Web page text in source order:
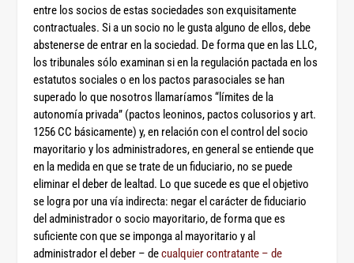
entre los socios de estas sociedades son exquisitamente
contractuales. Si a un socio no le gusta alguno de ellos, debe
abstenerse de entrar en la sociedad. De forma que en las LLC,
los tribunales sólo examinan si en la regulación pactada en los
estatutos sociales o en los pactos parasociales se han
superado lo que nosotros llamaríamos “límites de la
autonomía privada” (pactos leoninos, pactos colusorios y art.
1256 CC básicamente) y, en relación con el control del socio
mayoritario y los administradores, en general se entiende que
en la medida en que se trate de un fiduciario, no se puede
eliminar el deber de lealtad. Lo que sucede es que el objetivo
se logra por una vía indirecta: negar el carácter de fiduciario
del administrador o socio mayoritario, de forma que es
suficiente con que se imponga al mayoritario y al
administrador el deber – decualquier contratante – de